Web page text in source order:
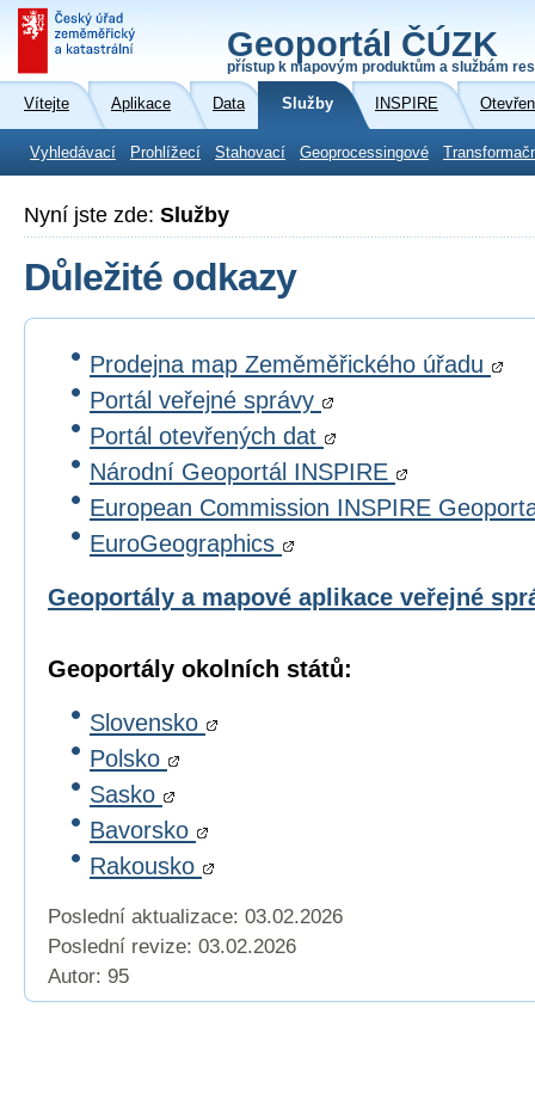
Geoportál ČÚZK
přístup k mapovým produktům a službám
Vítejte Aplikace Data Služby INSPIRE
Vyhledávací Prohlížecí Stahovací Geoprocessingové
Nyní jste zde: Služby
Důležité odkazy
Prodejna map Zeměměřického úřadu
Portál veřejné správy
Portál otevřených dat
Národní Geoportál INSPIRE
European Commission INSPIRE
EuroGeographics
Geoportály a mapové aplikace veřejné
Geoportály okolních států:
Slovensko
Polsko
Sasko
Bavorsko
Rakousko
Poslední aktualizace: 03.02.2026
Poslední revize: 03.02.2026
Autor: 95